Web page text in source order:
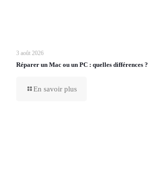
3 août 2026
Réparer un Mac ou un PC : quelles différences ?
En savoir plus